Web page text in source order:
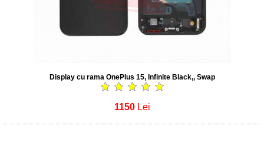
Display cu rama OnePlus 15, Infinite Black,, Swap
1150 Lei